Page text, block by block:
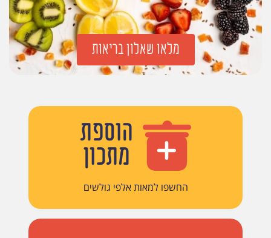
מלאו שאלון בריאות
הוספת
מתכון
החשפו למאות אלפי גולשים